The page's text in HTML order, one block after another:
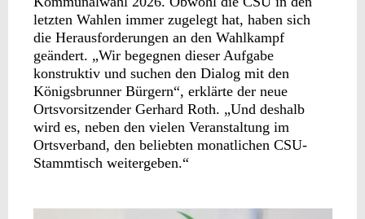
letzten Wahlen immer zugelegt hat, haben sich
die Herausforderungen an den Wahlkampf
geändert. „Wir begegnen dieser Aufgabe
konstruktiv und suchen den Dialog mit den
Königsbrunner Bürgern“, erklärte der neue
Ortsvorsitzender Gerhard Roth. „Und deshalb
wird es, neben den vielen Veranstaltung im
Ortsverband, den beliebten monatlichen CSU-
Stammtisch weitergeben.“